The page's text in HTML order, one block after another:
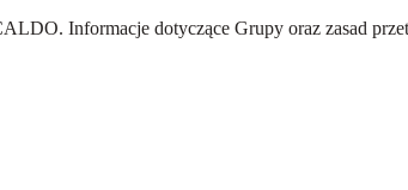
Informacje dotyczące Grupy oraz zasad